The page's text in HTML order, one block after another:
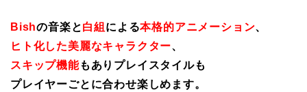
Bishの音楽と白組 による本格的アニメーション、
ヒト化した美麗なキャラクター、
スキップ機能もありプレイスタイルも
プレイヤーごとに合わせ楽しめます。